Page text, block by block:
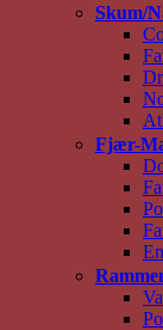
Skum/
Fjær-